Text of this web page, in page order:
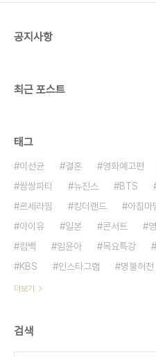
공지사항
최근 포스트
태그
이선균 결혼 영화예고편
쌍쌍파티
뉴진스 BTS
르세라핌
킹더랜드 아침마
아이유
일본 콘서트
컴백
임윤아 목요특강
KBS
인스타그램 명불허전
더보기
검색